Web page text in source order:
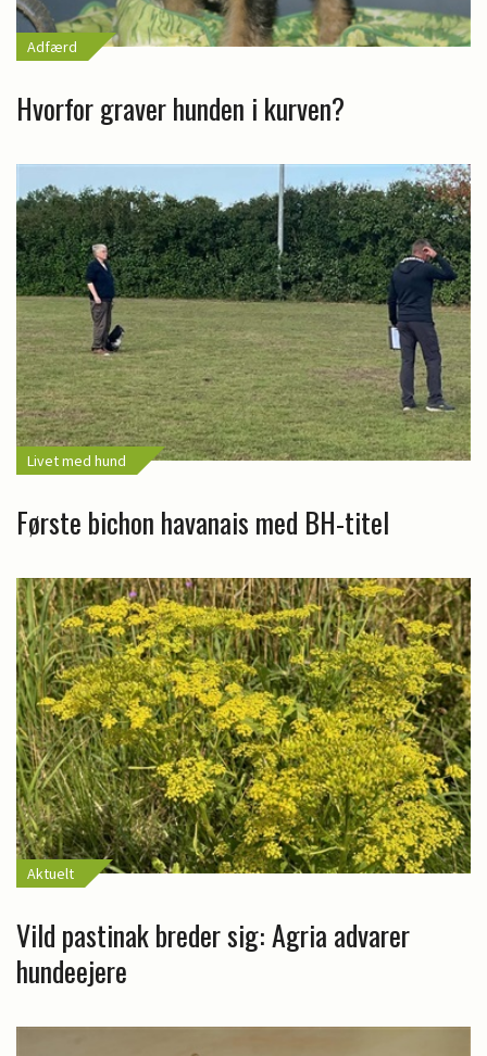
Adfærd
Hvorfor graver hunden i kurven?
Livet med hund
Første bichon havanais med BH-titel
Aktuelt
Vild pastinak breder sig: Agria advarer
hundeejere